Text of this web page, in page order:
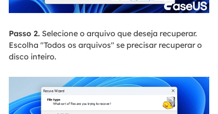
Passo 2.Selecione o arquivo que deseja recuperar.
Escolha "Todos os arquivos" se precisar recuperar o
disco inteiro.